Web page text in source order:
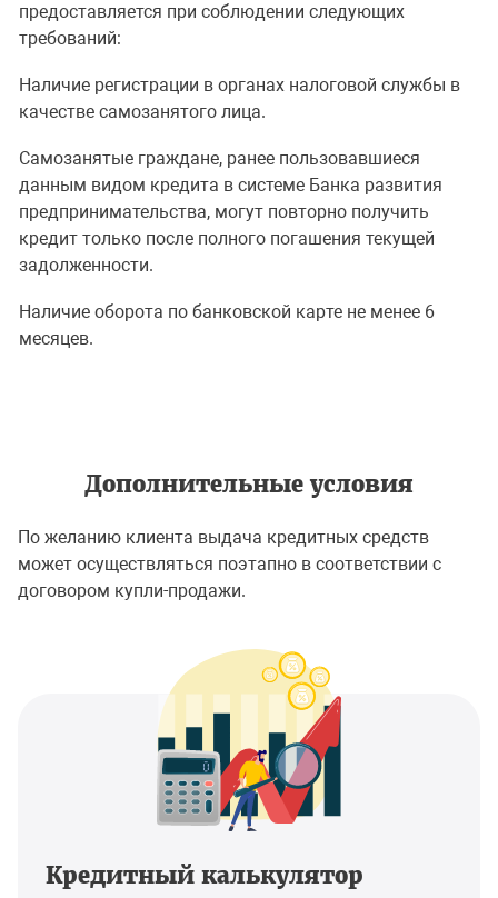
предоставляется при соблюдении следующих
требований:
Наличие регистрации в органах налоговой службы в
качестве самозанятого лица.
Самозанятые граждане, ранее пользовавшиеся
данным видом кредита в системе Банка развития
предпринимательства, могут повторно получить
кредит только после полного погашения текущей
задолженности.
Наличие оборота по банковской карте не менее 6
месяцев.
Дополнительные условия
По желанию клиента выдача кредитных средств
может осуществляться поэтапно в соответствии с
договором купли-продажи.
Кредитный калькулятор